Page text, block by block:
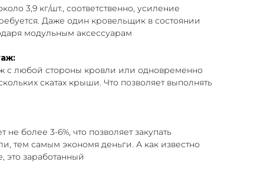
3,9 кг/шт., соответственно, усиление
Даже один кровельщик в состоянии
модульным аксессуарам
с любой стороны кровли или одновременно
скатах крыши. Что позволяет выполнять
не более 3-6%, что позволяет закупать
тем самым экономя деньги. А как известно
это заработанный